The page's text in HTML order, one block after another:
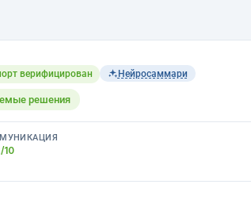
верифицирован Нейросаммари
решения
/10